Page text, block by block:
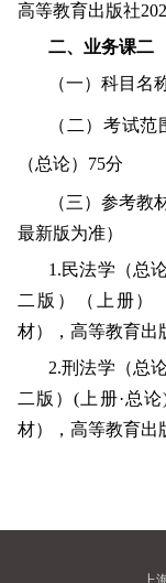
高等教育出版社
二、业务课二
（一）科目名
（二）考试
（总论）75分
（三）参考教
最新版为准）
1.民法学（总
二版）（上册）
材），高等教育出
2.刑法学（总
二版）(上册·总
材），高等教育出